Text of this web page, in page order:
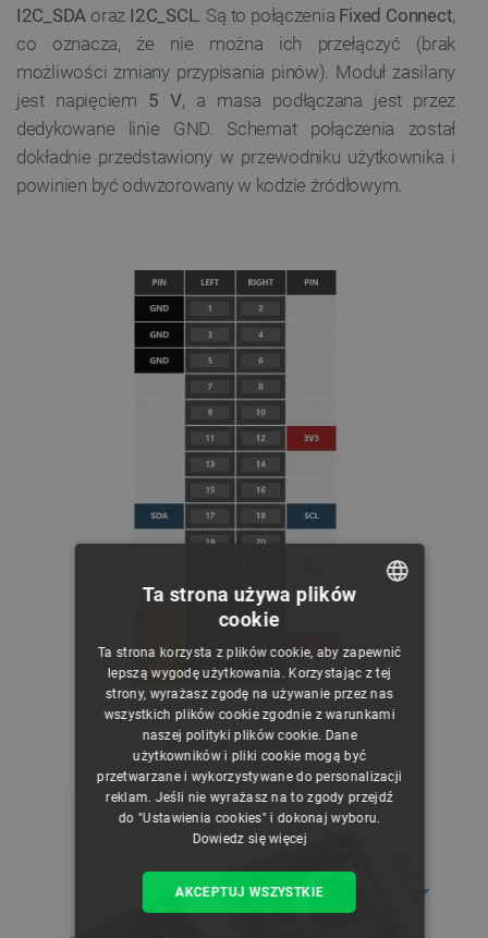
I2C_SDA oraz I2C_SCL. Są to połączenia Fixed Connect,
co oznacza, że nie można ich przełączyć (brak
możliwości zmiany przypisania pinów). Moduł zasilany
jest napięciem 5 V, a masa podłączana jest przez
dedykowane linie GND. Schemat połączenia został
dokładnie przedstawiony w przewodniku użytkownika i
powinien być odwzorowany w kodzie źródłowym.
Schemat wyprowadzeń.
CZECH
ENGLISH
GERMAN
Ta strona używa plików
cookie
Ta strona korzysta z plików cookie, aby zapewnić
lepszą wygodę użytkowania. Korzystając z tej
strony, wyrażasz zgodę na używanie przez nas
wszystkich plików cookie zgodnie z warunkami
naszej polityki plików cookie. Dane
użytkowników i pliki cookie mogą być
przetwarzane i wykorzystywane do personalizacji
reklam. Jeśli nie wyrażasz na to zgody przejdź
do "Ustawienia cookies" i dokonaj wyboru.
Dowiedz się więcej
AKCEPTUJ WSZYSTKIE